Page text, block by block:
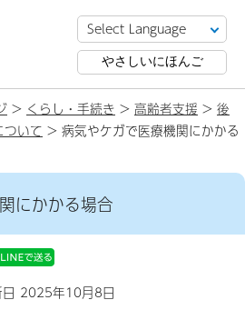
やさしいにほんご
> くらし・手続き > 高齢者支援 > 後
ついて > 病気やケガで医療機関にかかる
にかかる場合
日 2025年10月8日